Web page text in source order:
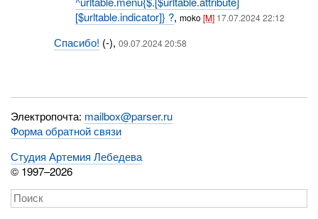
[$urltable.indicator]} ?,moko[M] 17.07.2024 22:12
Спасибо! (-), 09.07.2024 20:58
Электропочта: mailbox@parser.ru
Форма обратной связи
Студия Артемия Лебедева
© 1997–2026